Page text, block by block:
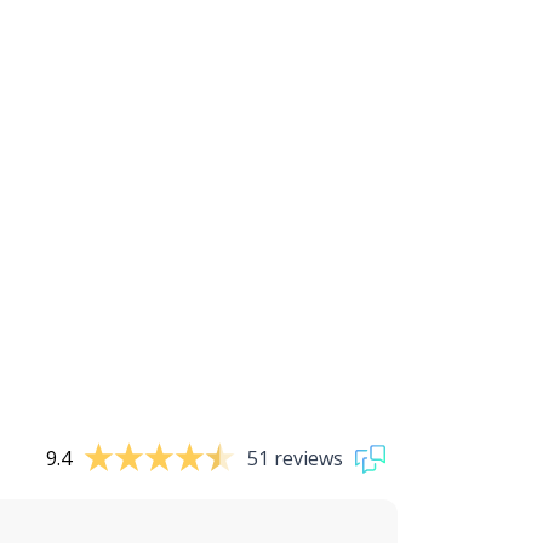
9.4 51 reviews